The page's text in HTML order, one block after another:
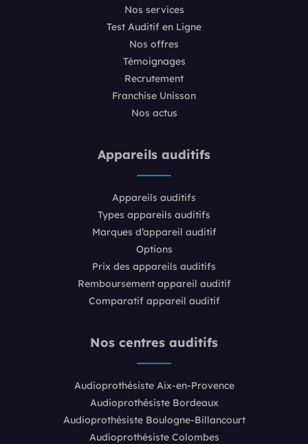
Nos services
Test Auditif en Ligne
Nos offres
Témoignages
Recrutement
Franchise Unisson
Nos actus
Appareils auditifs
Appareils auditifs
Types appareils auditifs
Marques d’appareil auditif
Options
Prix des appareils auditifs
Remboursement appareil auditif
Comparatif appareil auditif
Nos centres auditifs
Audioprothésiste Aix-en-Provence
Audioprothésiste Bordeaux
Audioprothésiste Boulogne-Billancourt
Audioprothésiste Colombes